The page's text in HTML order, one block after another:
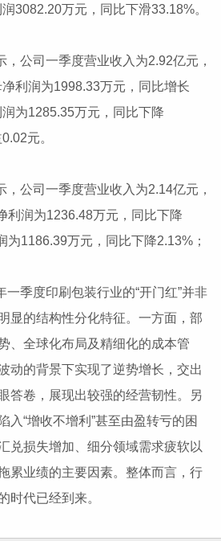
3082.20万元，同比下滑33.18%。
公司一季度营业收入为2.92亿元，
利润为1998.33万元，同比增长
为1285.35万元，同比下降
元。
公司一季度营业收入为2.14亿元，
利润为1236.48万元，同比下降
为1186.39万元，同比下降2.13%；
季度印刷包装行业的“开门红”并非
显的结构性分化特征。一方面，部
、全球化布局及精细化的成本管
动的背景下实现了逆势增长，交出
答卷，展现出较强的经营韧性。另
入“增收不增利”甚至由盈转亏的困
兑损失增加、细分领域需求疲软以
累业绩的主要因素。整体而言，行
时代已经到来。